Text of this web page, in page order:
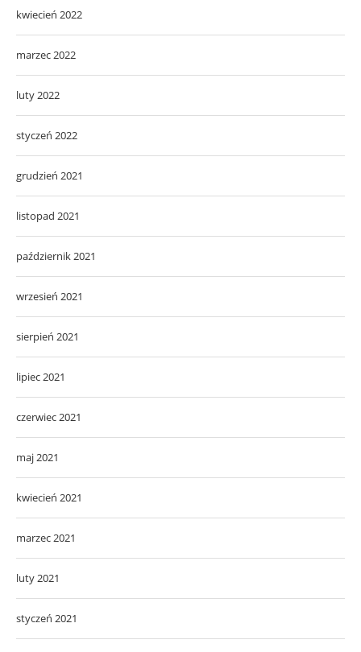
kwiecień 2022
marzec 2022
luty 2022
styczeń 2022
grudzień 2021
listopad 2021
październik 2021
wrzesień 2021
sierpień 2021
lipiec 2021
czerwiec 2021
maj 2021
kwiecień 2021
marzec 2021
luty 2021
styczeń 2021